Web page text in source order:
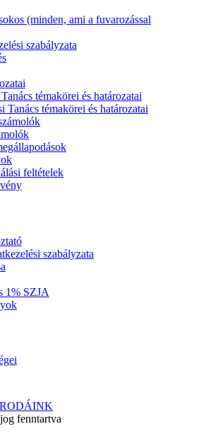
(minden, ami a fuvarozással
szabályzata
témakörei és határozatai
Tanács témakörei és határozatai
feltételek
szabályzata
1% SZJA
fenntartva